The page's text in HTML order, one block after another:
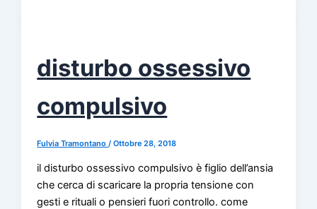
disturbo ossessivo
compulsivo
Fulvia Tramontano/Ottobre 28, 2018
il disturbo ossessivo compulsivo è figlio dell’ansia
che cerca di scaricare la propria tensione con
gesti e rituali o pensieri fuori controllo. come